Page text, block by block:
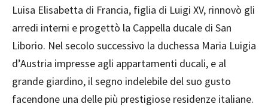
Luisa Elisabetta di Francia, figlia di Luigi XV, rinnovò gli
arredi interni e progettò la Cappella ducale di San
Liborio. Nel secolo successivo la duchessa Maria Luigia
d’Austria impresse agli appartamenti ducali, e al
grande giardino, il segno indelebile del suo gusto
facendone una delle più prestigiose residenze italiane.